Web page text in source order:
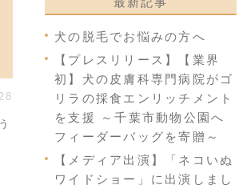
犬の脱毛でお悩みの方へ
【プレスリリース】【業界
初】犬の皮膚科専門病院がゴ
リラの採食エンリッチメント
を支援 ～千葉市動物公園へ
フィーダーバッグを寄贈～
【メディア出演】「ネコいぬ
ワイドショー」に出演しまし